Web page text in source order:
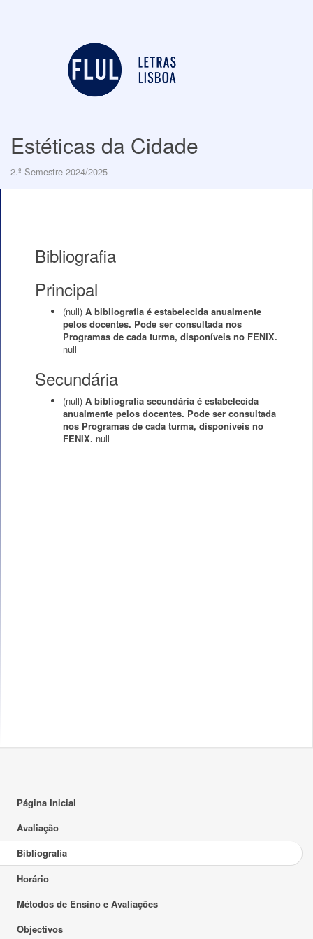
Estéticas da Cidade
2.º Semestre 2024/2025
Bibliografia
Principal
(null) A bibliografia é estabelecida anualmente
pelos docentes. Pode ser consultada nos
Programas de cada turma, disponíveis no FENIX.
null
Secundária
(null) A bibliografia secundária é estabelecida
anualmente pelos docentes. Pode ser consultada
nos Programas de cada turma, disponíveis no
FENIX. null
Página Inicial
Avaliação
Bibliografia
Horário
Métodos de Ensino e Avaliações
Objectivos